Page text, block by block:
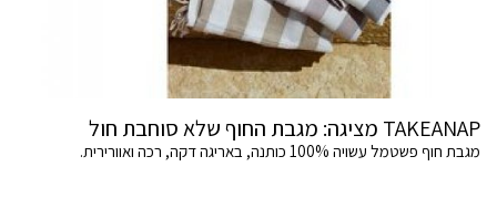
TAKEANAP מציגה: מגבת החוף שלא סוחבת חול
מגבת חוף פשטמל עשויה 100% כותנה, באריגה דקה, רכה ואוורירית.